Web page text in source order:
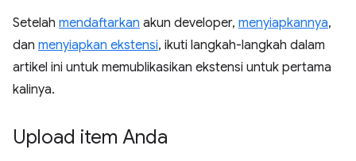
Setelah mendaftarkan akun developer, menyiapkannya,
dan menyiapkan ekstensi, ikuti langkah-langkah dalam
artikel ini untuk memublikasikan ekstensi untuk pertama
kalinya.
Upload item Anda